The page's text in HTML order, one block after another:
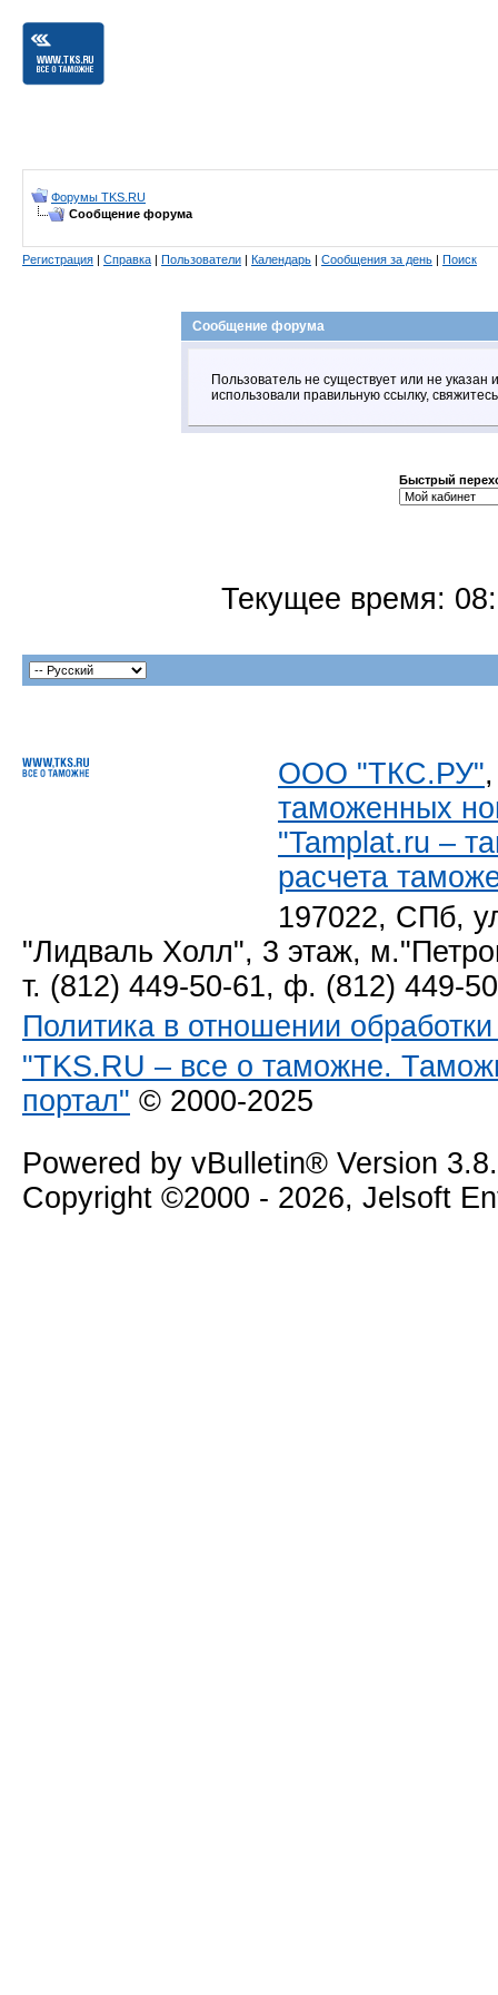
Форумы TKS.RU
Сообщение форума
Регистрация | Справка | Пользователи | Календарь | Сообщения за день | Поиск
Сообщение форума
Пользователь не существует или не
использовали правильную ссылку,
Быстрый
Текущее время:
ООО "ТКС.РУ"
таможенных
"Tamplat.ru –
расчета
197022, СПб,
"Лидваль Холл", 3 этаж,
т. (812) 449-50-61, ф. (812) 449-
Политика в отношении
"TKS.RU – все о таможне.
портал" © 2000-2025
Powered by vBulletin® Version
Copyright ©2000 - 2026, Jelsoft